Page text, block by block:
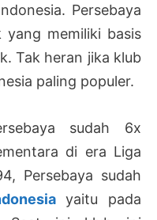
Persebaya
yang memiliki basis
Tak heran jika klub
paling populer.
sudah 6x
di era Liga
Persebaya sudah
yaitu pada